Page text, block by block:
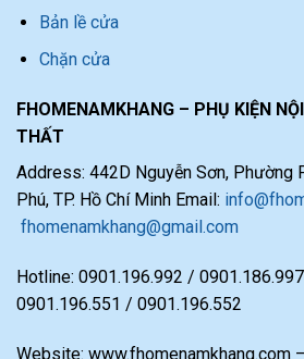
Bản lề cửa
Chặn cửa
FHOMENAMKHANG – PHỤ KIỆN
THẤT
Address: 442D Nguyễn Sơn, Phường
Phú, TP. Hồ Chí Minh Email:
fhomenamkhang@gmail.com
Hotline: 0901.196.992 /
0901.196.551 / 0901.196.552
Website: www.fhomenamkhang.com –